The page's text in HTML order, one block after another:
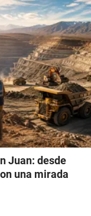
Juan: desde
una mirada